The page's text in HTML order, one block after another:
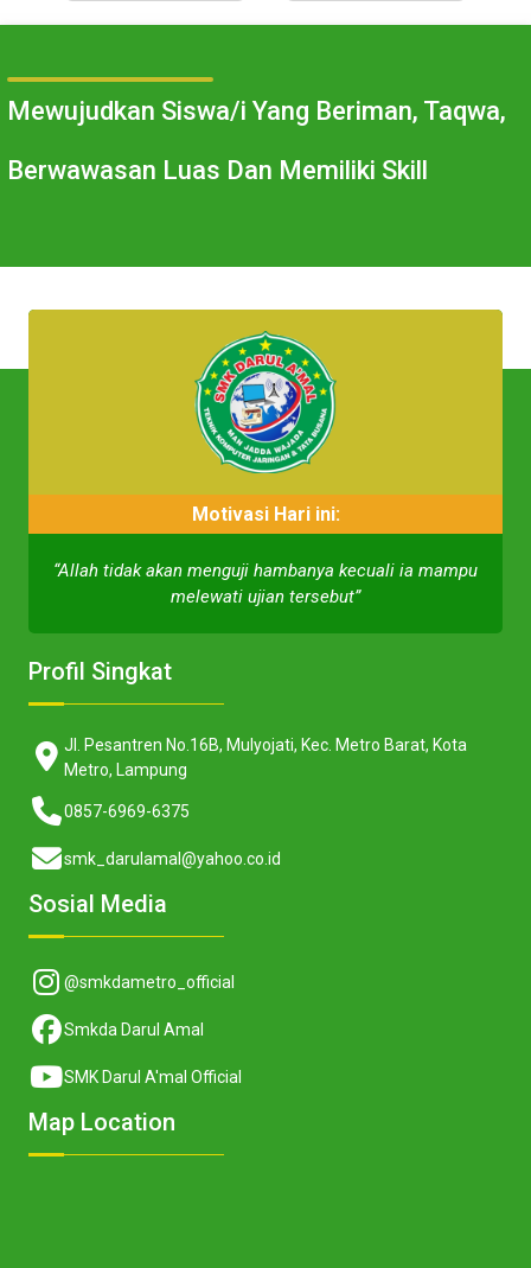
Mewujudkan Siswa/i Yang Beriman, Taqwa,
Berwawasan Luas Dan Memiliki Skill
Motivasi Hari ini:
“Allah tidak akan menguji hambanya kecuali ia mampu
melewati ujian tersebut”
Profil Singkat
Jl. Pesantren No.16B, Mulyojati, Kec. Metro Barat, Kota
Metro, Lampung
0857-6969-6375
smk_darulamal@yahoo.co.id
Sosial Media
@smkdametro_official
Smkda Darul Amal
SMK Darul A'mal Official
Map Location